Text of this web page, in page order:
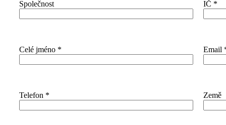
Společnost IČ *
Celé jméno * Email
Telefon * Země